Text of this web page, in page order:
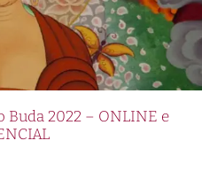
2022 – ONLINE e